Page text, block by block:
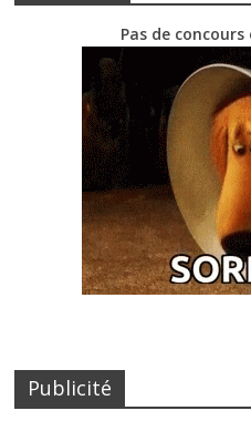
Pas de
Publicité